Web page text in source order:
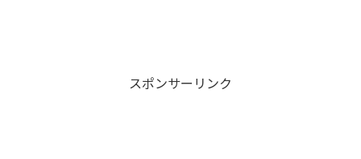
スポンサーリンク